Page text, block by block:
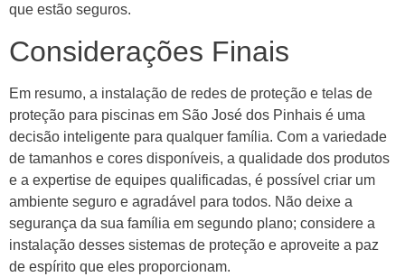
que estão seguros.
Considerações Finais
Em resumo, a instalação de redes de proteção e telas de
proteção para piscinas em São José dos Pinhais é uma
decisão inteligente para qualquer família. Com a variedade
de tamanhos e cores disponíveis, a qualidade dos produtos
e a expertise de equipes qualificadas, é possível criar um
ambiente seguro e agradável para todos. Não deixe a
segurança da sua família em segundo plano; considere a
instalação desses sistemas de proteção e aproveite a paz
de espírito que eles proporcionam.